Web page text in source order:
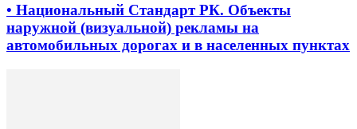
• Национальный Стандарт РК. Объекты
наружной (визуальной) рекламы на
автомобильных дорогах и в населенных пунктах